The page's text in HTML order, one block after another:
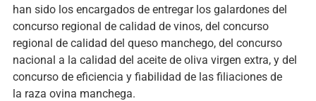
han sido los encargados de entregar los galardones del
concurso regional de calidad de vinos, del concurso
regional de calidad del queso manchego, del concurso
nacional a la calidad del aceite de oliva virgen extra, y del
concurso de eficiencia y fiabilidad de las filiaciones de
la raza ovina manchega.